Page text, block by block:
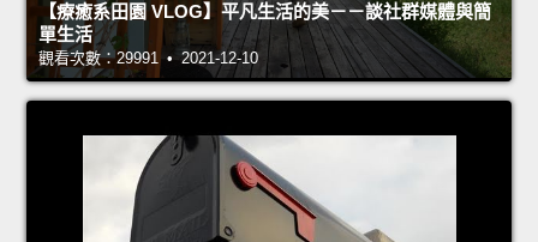
【療癒系田園 VLOG】平凡生活的美－－談社群媒體與簡
單生活
觀看次數：29991 • 2021-12-10